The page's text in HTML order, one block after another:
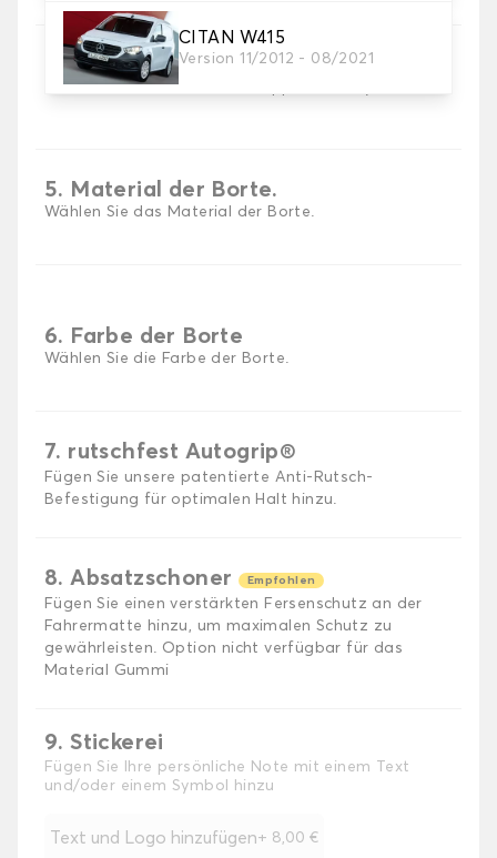
CITAN W415
Version 11/2012 - 08/2021
4. Teppichfarbe
Wählen Sie die Farbe Ihres Teppichs Utility.
5. Material der Borte.
Wählen Sie das Material der Borte.
6. Farbe der Borte
Wählen Sie die Farbe der Borte.
7. rutschfest Autogrip®
Fügen Sie unsere patentierte Anti-Rutsch-
Befestigung für optimalen Halt hinzu.
8. Absatzschoner Empfohlen
Fügen Sie einen verstärkten Fersenschutz an der
Fahrermatte hinzu, um maximalen Schutz zu
gewährleisten. Option nicht verfügbar für das
Material Gummi
9. Stickerei
Fügen Sie Ihre persönliche Note mit einem Text
und/oder einem Symbol hinzu
Text und Logo hinzufügen+ 8,00 €